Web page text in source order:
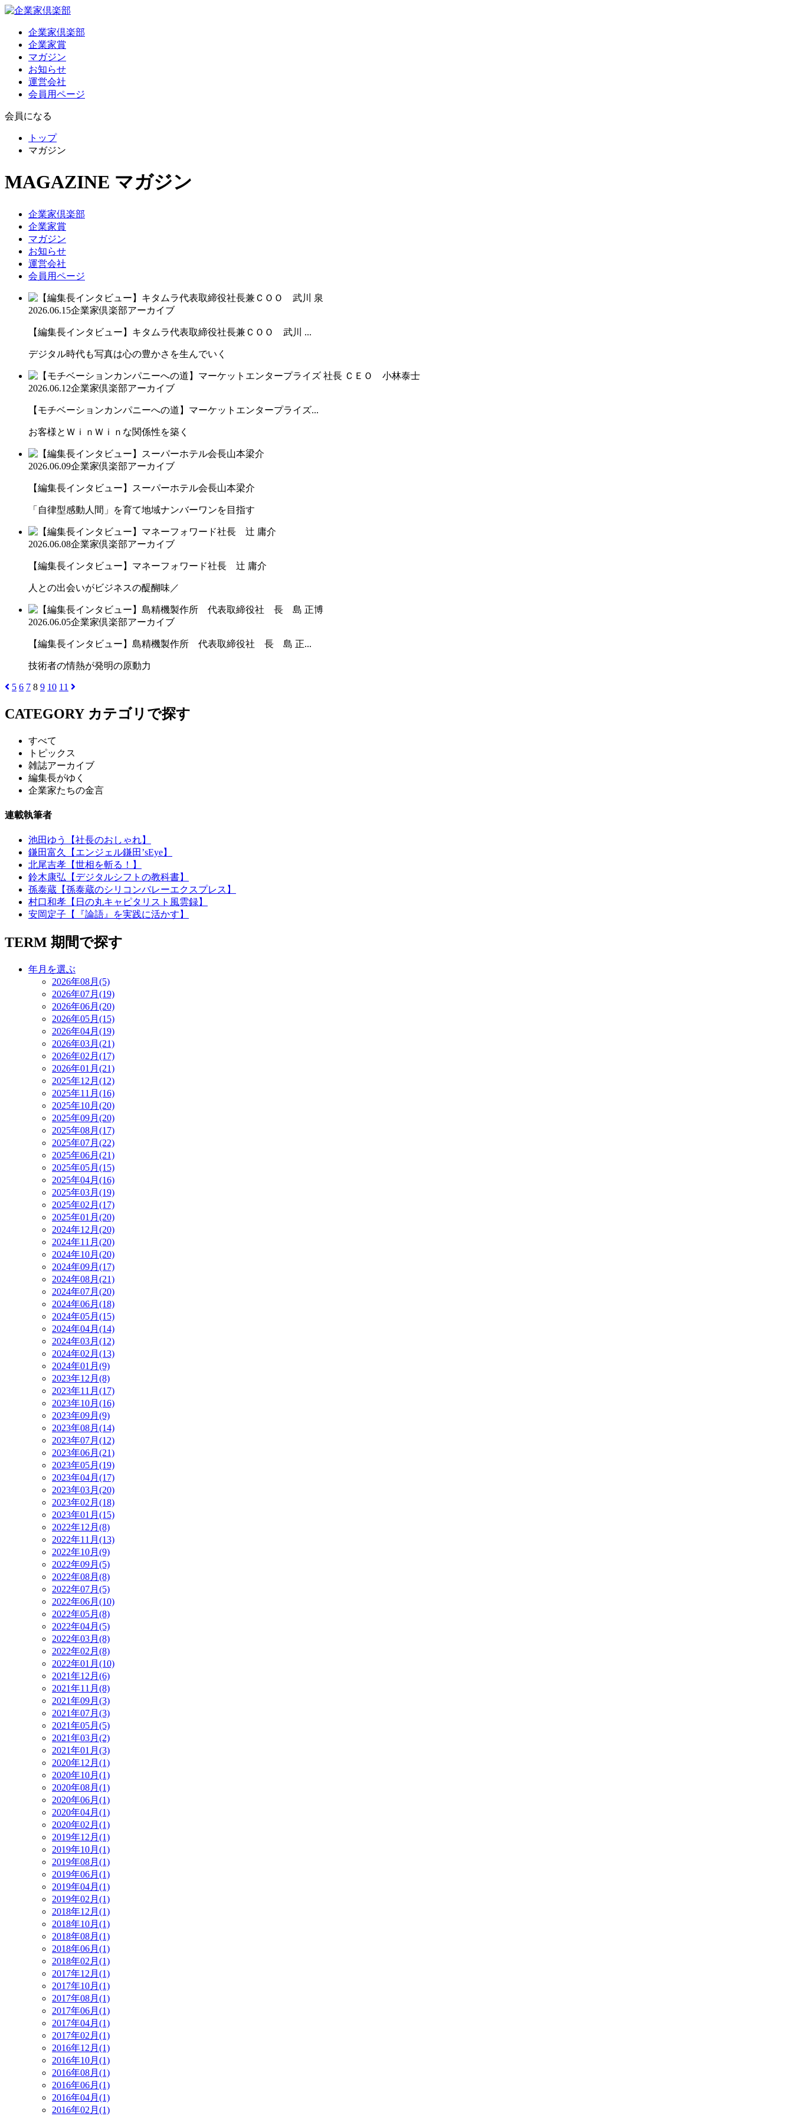
企業家倶楽部
企業家賞
マガジン
お知らせ
運営会社
会員用ページ
会員になる
トップ
マガジン
MAGAZINE マガジン
企業家倶楽部
企業家賞
マガジン
お知らせ
運営会社
会員用ページ
2026.06.15企業家倶楽部アーカイブ
【編集長インタビュー】キタムラ代表取締役社長兼ＣＯＯ 武川 ...
デジタル時代も写真は心の豊かさを生んでいく
2026.06.12企業家倶楽部アーカイブ
【モチベーションカンパニーへの道】マーケットエンタープライズ...
お客様とＷｉｎＷｉｎな関係性を築く
2026.06.09企業家倶楽部アーカイブ
【編集長インタビュー】スーパーホテル会長山本梁介
「自律型感動人間」を育て地域ナンバーワンを目指す
2026.06.08企業家倶楽部アーカイブ
【編集長インタビュー】マネーフォワード社長 辻 庸介
人との出会いがビジネスの醍醐味／
2026.06.05企業家倶楽部アーカイブ
【編集長インタビュー】島精機製作所 代表取締役社 長 島 正...
技術者の情熱が発明の原動力
5 6 7 8 9 10 11
CATEGORY カテゴリで探す
すべて
トピックス
雑誌アーカイブ
編集長がゆく
企業家たちの金言
連載執筆者
池田ゆう【社長のおしゃれ】
鎌田富久【エンジェル鎌田’sEye】
北尾吉孝【世相を斬る！】
鈴木康弘【デジタルシフトの教科書】
孫泰蔵【孫泰蔵のシリコンバレーエクスプレス】
村口和孝【日の丸キャピタリスト風雲録】
安岡定子【『論語』を実践に活かす】
TERM 期間で探す
年月を選ぶ
2026年08月(5)
2026年07月(19)
2026年06月(20)
2026年05月(15)
2026年04月(19)
2026年03月(21)
2026年02月(17)
2026年01月(21)
2025年12月(12)
2025年11月(16)
2025年10月(20)
2025年09月(20)
2025年08月(17)
2025年07月(22)
2025年06月(21)
2025年05月(15)
2025年04月(16)
2025年03月(19)
2025年02月(17)
2025年01月(20)
2024年12月(20)
2024年11月(20)
2024年10月(20)
2024年09月(17)
2024年08月(21)
2024年07月(20)
2024年06月(18)
2024年05月(15)
2024年04月(14)
2024年03月(12)
2024年02月(13)
2024年01月(9)
2023年12月(8)
2023年11月(17)
2023年10月(16)
2023年09月(9)
2023年08月(14)
2023年07月(12)
2023年06月(21)
2023年05月(19)
2023年04月(17)
2023年03月(20)
2023年02月(18)
2023年01月(15)
2022年12月(8)
2022年11月(13)
2022年10月(9)
2022年09月(5)
2022年08月(8)
2022年07月(5)
2022年06月(10)
2022年05月(8)
2022年04月(5)
2022年03月(8)
2022年02月(8)
2022年01月(10)
2021年12月(6)
2021年11月(8)
2021年09月(3)
2021年07月(3)
2021年05月(5)
2021年03月(2)
2021年01月(3)
2020年12月(1)
2020年10月(1)
2020年08月(1)
2020年06月(1)
2020年04月(1)
2020年02月(1)
2019年12月(1)
2019年10月(1)
2019年08月(1)
2019年06月(1)
2019年04月(1)
2019年02月(1)
2018年12月(1)
2018年10月(1)
2018年08月(1)
2018年06月(1)
2018年02月(1)
2017年12月(1)
2017年10月(1)
2017年08月(1)
2017年06月(1)
2017年04月(1)
2017年02月(1)
2016年12月(1)
2016年10月(1)
2016年08月(1)
2016年06月(1)
2016年04月(1)
2016年02月(1)